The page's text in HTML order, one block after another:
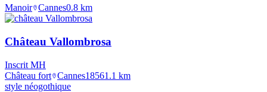
Manoir Cannes0.8 km
Château Vallombrosa
Inscrit MH
Château fort Cannes18561.1 km
style néogothique